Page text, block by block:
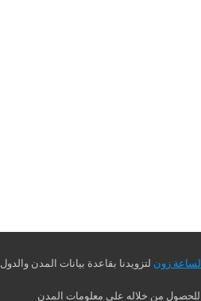
الساعة زون لتزويدنا بقاعدة بيانات المدن والدول
للحصول من خلاله على معلومات المدن